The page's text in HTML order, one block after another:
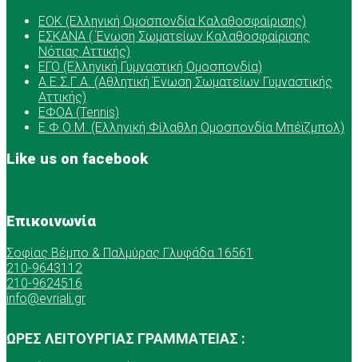
ΕOK (Ελληνική Ομοσπονδία Καλαθοσφαίρισης)
ΕΣΚΑΝΑ ( Ένωση Σωματείων Καλαθοσφαίρισης
Νότιας Αττικής)
ΕΓΟ (Ελληνική Γυμναστική Ομοσπονδία)
Α.Ε.Σ.Γ.Α. (Αθλητική Ένωση Σωματείων Γυμναστικής
Αττικής)
ΕΦΟΑ (Tennis)
Ε.Φ.Ο.Μ. (Ελληνική Φίλαθλη Ομοσπονδία Μπέϊζμπολ)
Like us on facebook
Επικοινωνία
Σοφίας Βέμπο & Παλμύρας Γλυφάδα 16561
210-9643112
210-9624516
info@evriali.gr
ΩΡΕΣ ΛΕΙΤΟΥΡΓΙΑΣ ΓΡΑΜΜΑΤΕΙΑΣ :